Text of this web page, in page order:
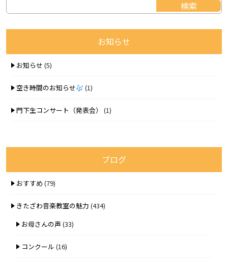
お知らせ
お知らせ (5)
空き時間のお知らせ (1)
門下生コンサート（発表会） (1)
ブログ
おすすめ (79)
きたざわ音楽教室の魅力 (434)
お母さんの声 (33)
コンクール (16)